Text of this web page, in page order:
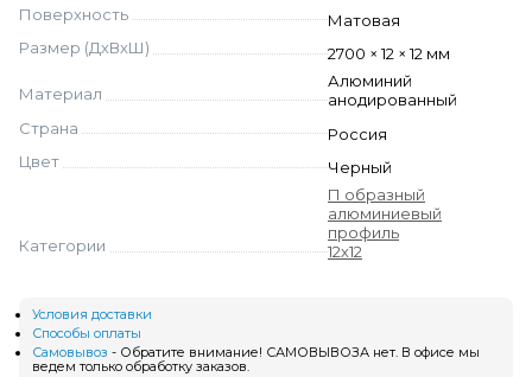
Поверхность
Матовая
Размер (ДхВхШ)
2700 × 12 × 12 мм
Материал
Алюминий
анодированный
Страна
Россия
Цвет
Черный
Категории
П образный
алюминиевый
профиль
12х12
Условия доставки
Способы оплаты
Самовывоз - Обратите внимание! САМОВЫВОЗА нет. В офисе мы
ведем только обработку заказов.